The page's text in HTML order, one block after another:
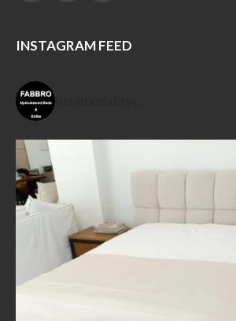
INSTAGRAM FEED